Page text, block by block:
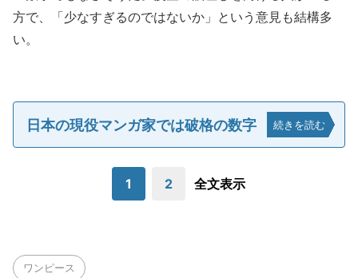
方で、「少なすぎるのではないか」という意見も結構多
い。
日本の現役マンガ家では破格の数字 続きを読む
1 2 全文表示
ワンピース